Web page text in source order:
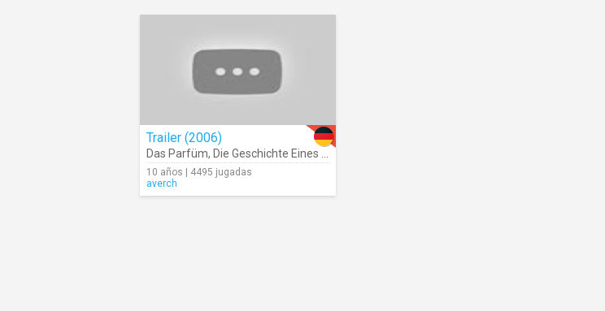
Trailer (2006)
Das Parfüm, Die Geschichte Eines Mörders
10 años | 4495 jugadas
averch